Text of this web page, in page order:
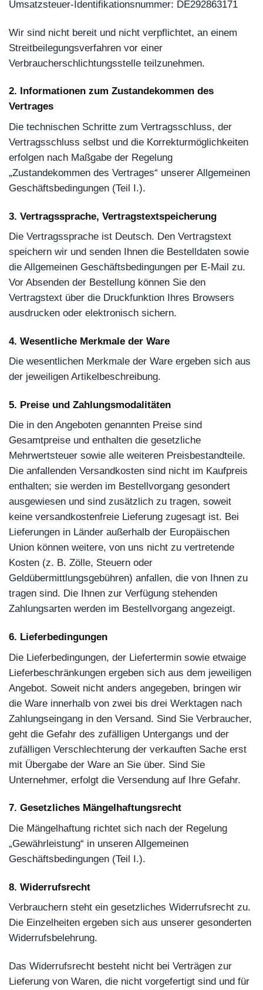
Umsatzsteuer-Identifikationsnummer: DE292863171
Wir sind nicht bereit und nicht verpflichtet, an einem
Streitbeilegungsverfahren vor einer
Verbraucherschlichtungsstelle teilzunehmen.
2. Informationen zum Zustandekommen des
Vertrages
Die technischen Schritte zum Vertragsschluss, der
Vertragsschluss selbst und die Korrekturmöglichkeiten
erfolgen nach Maßgabe der Regelung
„Zustandekommen des Vertrages“ unserer Allgemeinen
Geschäftsbedingungen (Teil I.).
3. Vertragssprache, Vertragstextspeicherung
Die Vertragssprache ist Deutsch. Den Vertragstext
speichern wir und senden Ihnen die Bestelldaten sowie
die Allgemeinen Geschäftsbedingungen per E-Mail zu.
Vor Absenden der Bestellung können Sie den
Vertragstext über die Druckfunktion Ihres Browsers
ausdrucken oder elektronisch sichern.
4. Wesentliche Merkmale der Ware
Die wesentlichen Merkmale der Ware ergeben sich aus
der jeweiligen Artikelbeschreibung.
5. Preise und Zahlungsmodalitäten
Die in den Angeboten genannten Preise sind
Gesamtpreise und enthalten die gesetzliche
Mehrwertsteuer sowie alle weiteren Preisbestandteile.
Die anfallenden Versandkosten sind nicht im Kaufpreis
enthalten; sie werden im Bestellvorgang gesondert
ausgewiesen und sind zusätzlich zu tragen, soweit
keine versandkostenfreie Lieferung zugesagt ist. Bei
Lieferungen in Länder außerhalb der Europäischen
Union können weitere, von uns nicht zu vertretende
Kosten (z. B. Zölle, Steuern oder
Geldübermittlungsgebühren) anfallen, die von Ihnen zu
tragen sind. Die Ihnen zur Verfügung stehenden
Zahlungsarten werden im Bestellvorgang angezeigt.
6. Lieferbedingungen
Die Lieferbedingungen, der Liefertermin sowie etwaige
Lieferbeschränkungen ergeben sich aus dem jeweiligen
Angebot. Soweit nicht anders angegeben, bringen wir
die Ware innerhalb von zwei bis drei Werktagen nach
Zahlungseingang in den Versand. Sind Sie Verbraucher,
geht die Gefahr des zufälligen Untergangs und der
zufälligen Verschlechterung der verkauften Sache erst
mit Übergabe der Ware an Sie über. Sind Sie
Unternehmer, erfolgt die Versendung auf Ihre Gefahr.
7. Gesetzliches Mängelhaftungsrecht
Die Mängelhaftung richtet sich nach der Regelung
„Gewährleistung“ in unseren Allgemeinen
Geschäftsbedingungen (Teil I.).
8. Widerrufsrecht
Verbrauchern steht ein gesetzliches Widerrufsrecht zu.
Die Einzelheiten ergeben sich aus unserer gesonderten
Widerrufsbelehrung.
Das Widerrufsrecht besteht nicht bei Verträgen zur
Lieferung von Waren, die nicht vorgefertigt sind und für